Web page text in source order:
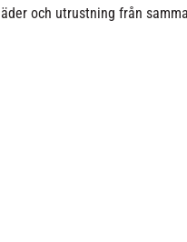
och utrustning från